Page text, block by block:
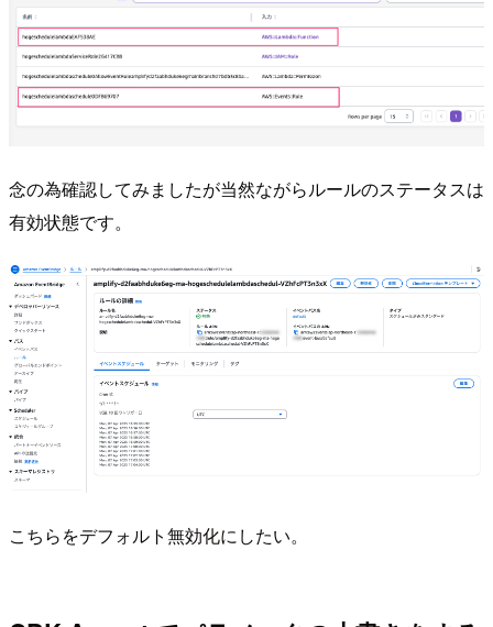
念の為確認してみましたが当然ながらルールのステータスは
有効状態です。
こちらをデフォルト無効化にしたい。